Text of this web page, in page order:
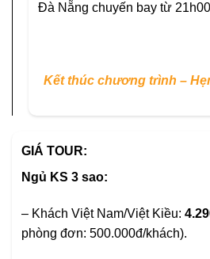
Đà Nẵng chuyến bay từ
Kết thúc chương trình –
GIÁ TOUR:
Ngủ KS 3 sao:
– Khách Việt Nam/Việt Kiều:
phòng đơn: 500.000đ/khách).